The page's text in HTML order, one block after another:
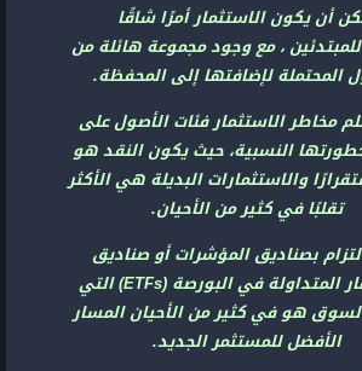
أن يكون الاستثمار أمرًا شاقًا
، مع وجود مجموعة هائلة من
المحتملة لإضافتها إلى المحفظة.
مخاطر الاستثمار فئات الأصول على
النسبية، حيث يكون النقد هو
والاستثمارات البديلة هي الأكثر
تقلبًا في كثير من الأحيان.
بصناديق المؤشرات أو صناديق
الاستثمار المتداولة في البورصة (ETFs) التي
هو في كثير من الأحيان المسار
الأفضل للمستثمر الجديد.